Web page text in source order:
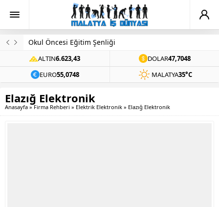
Okul Öncesi Eğitim Şenliği
ALTIN6.623,43 DOLAR47,7048
EURO55,0748 MALATYA35°C
Elazığ Elektronik
Anasayfa » Firma Rehberi » Elektrik Elektronik » Elazığ Elektronik